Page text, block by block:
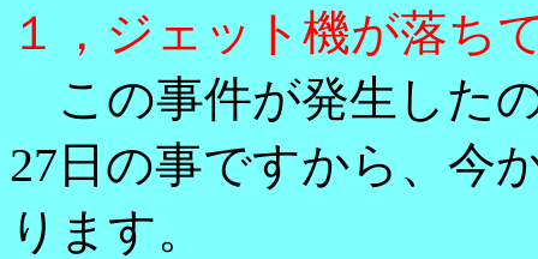
１，ジェット機が落ち
この事件が発生した
27日の事ですから、今
ります。